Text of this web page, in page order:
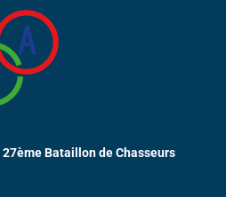
Bataillon de Chasseurs